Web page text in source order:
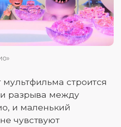
строится
разрыва между
и маленький
чувствуют